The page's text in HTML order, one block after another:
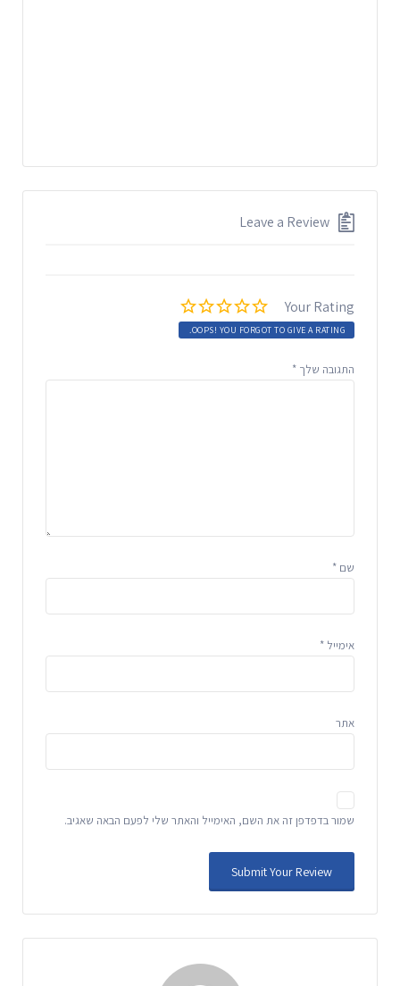
Leave a Review
Your Rating
OOPS! YOU FORGOT TO GIVE A RATING.
התגובה שלך *
שם *
אימייל *
אתר
שמור בדפדפן זה את השם, האימייל והאתר שלי לפעם הבאה שאגיב.